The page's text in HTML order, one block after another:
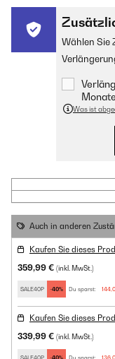
Wählen Sie
Was ist
Auch in anderen
Kaufen Sie dieses
359,99 € (inkl. MwSt.)
SALE40P -40% Du sparst:
Kaufen Sie dieses
339,99 € (inkl. MwSt.)
SALE40P -40% Du sparst: